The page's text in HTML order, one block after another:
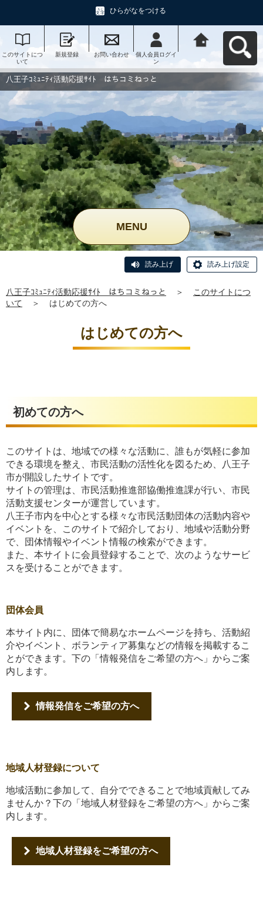
ひらがなをつける
このサイトにつ
いて
新規登録 お問い合わせ
個人会員ログイ
ン
動応援ｻｲﾄ はち
コミねっとへ戻
八王子ｺﾐｭﾆﾃｨ活動応援ｻｲﾄ はちコミねっと
MENU
読み上げ 読み上げ設定
八王子ｺﾐｭﾆﾃｨ活動応援ｻｲﾄ はちコミねっと ＞
このサイトにつ
いて
＞ はじめての方へ
はじめての方へ
初めての方へ
このサイトは、地域での様々な活動に、誰もが気軽に参加
できる環境を整え、市民活動の活性化を図るため、八王子
市が開設したサイトです。
サイトの管理は、市民活動推進部協働推進課が行い、市民
活動支援センターが運営しています。
八王子市内を中心とする様々な市民活動団体の活動内容や
イベントを、このサイトで紹介しており、地域や活動分野
で、団体情報やイベント情報の検索ができます。
また、本サイトに会員登録することで、次のようなサービ
スを受けることができます。
団体会員
本サイト内に、団体で簡易なホームページを持ち、活動紹
介やイベント、ボランティア募集などの情報を掲載するこ
とができます。下の「情報発信をご希望の方へ」からご案
内します。
情報発信をご希望の方へ
地域人材登録について
地域活動に参加して、自分でできることで地域貢献してみ
ませんか？下の「地域人材登録をご希望の方へ」からご案
内します。
地域人材登録をご希望の方へ